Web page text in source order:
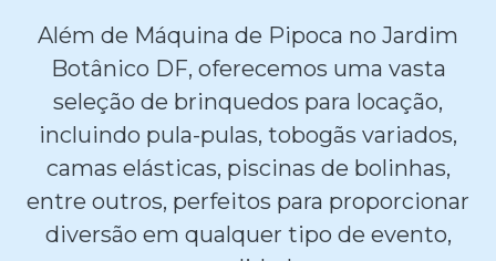
Além de Máquina de Pipoca no Jardim
Botânico DF, oferecemos uma vasta
seleção de brinquedos para locação,
incluindo pula-pulas, tobogãs variados,
camas elásticas, piscinas de bolinhas,
entre outros, perfeitos para proporcionar
diversão em qualquer tipo de evento,